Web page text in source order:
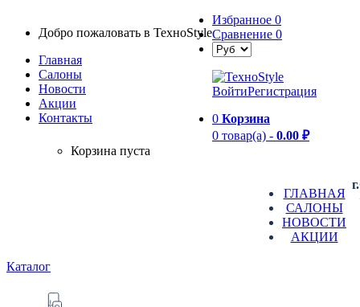
Добро пожаловать в TexноStyle
Главная
Салоны
Новости
Aкции
Контакты
Избранное 0
Сравнение 0
ВойтиРегистрация
0 Корзина
0 товар(а) - 0.00 ₽
Корзина пуста
ГЛАВНАЯ
САЛОНЫ
НОВОСТИ
АКЦИИ
Каталог